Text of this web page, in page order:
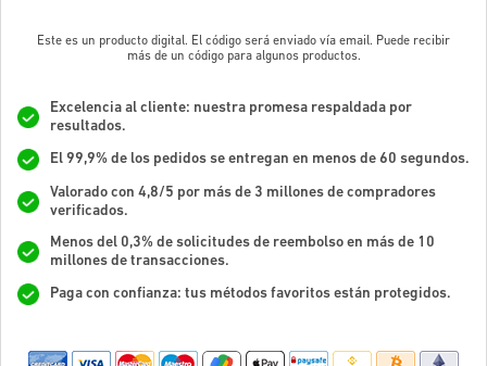
Este es un producto digital. El código será enviado vía email. Puede recibir
más de un código para algunos productos.
Excelencia al cliente: nuestra promesa respaldada por
resultados.
El 99,9% de los pedidos se entregan en menos de 60 segundos.
Valorado con 4,8/5 por más de 3 millones de compradores
verificados.
Menos del 0,3% de solicitudes de reembolso en más de 10
millones de transacciones.
Paga con confianza: tus métodos favoritos están protegidos.